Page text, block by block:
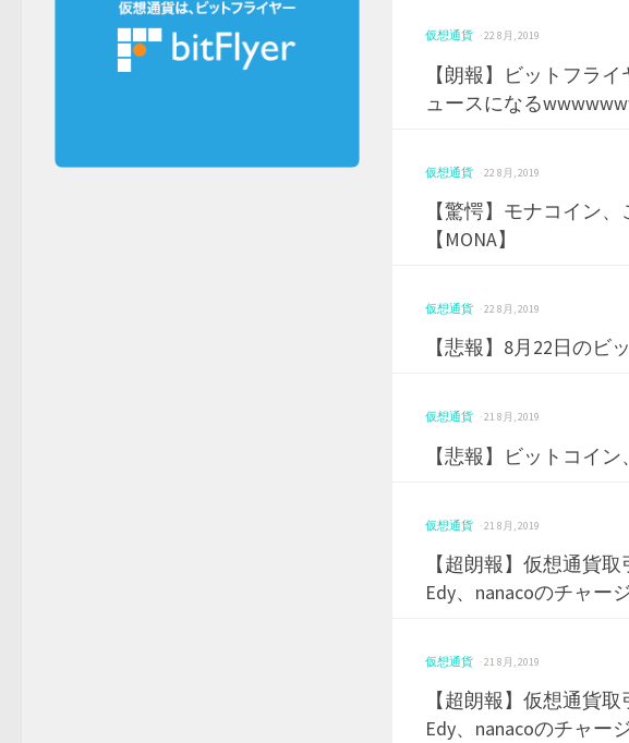
仮想通貨 · 22 8月, 2019
【朗報】ビットフラ
ュースになる
仮想通貨 · 22 8月, 2019
【驚愕】モナコイン
【MONA】
仮想通貨 · 22 8月, 2019
【悲報】8月22日のビ
仮想通貨 · 21 8月, 2019
【悲報】ビットコイ
仮想通貨 · 21 8月, 2019
【超朗報】仮想通貨
Edy、nanacoのチャー
仮想通貨 · 21 8月, 2019
【超朗報】仮想通貨
Edy、nanacoのチャー